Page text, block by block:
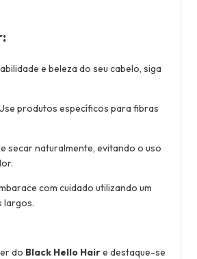
e beleza do seu cabelo, siga
produtos específicos para fibras
secar naturalmente, evitando o uso
com cuidado utilizando um
largos.
do Black Hello Haire destaque-se